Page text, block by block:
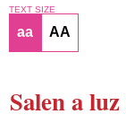
TEXT SIZE
aa AA
Salen a